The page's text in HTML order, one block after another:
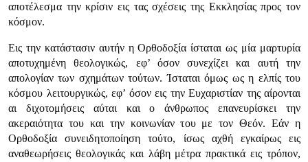
αποτέλεσμα την κρίσιν εις τας σχέσεις της Εκκλησίας προς τον
κόσμον.
Εις την κατάστασιν αυτήν η Ορθοδοξία ίσταται ως μία μαρτυρία
αποτυχημένη θεολογικώς, εφ’ όσον συνεχίζει και αυτή την
απολογίαν των σχημάτων τούτων. Ίσταται όμως ως η ελπίς του
κόσμου λειτουργικώς, εφ’ όσον εις την Ευχαριστίαν της αίρονται
αι διχοτομήσεις αύται και ο άνθρωπος επανευρίσκει την
ακεραιότητα του και την κοινωνίαν του με τον Θεόν. Εάν η
Ορθοδοξία συνειδητοποίηση τούτο, ίσως αχθή εγκαίρως εις
αναθεωρήσεις θεολογικάς και λάβη μέτρα πρακτικά εις τρόπον,